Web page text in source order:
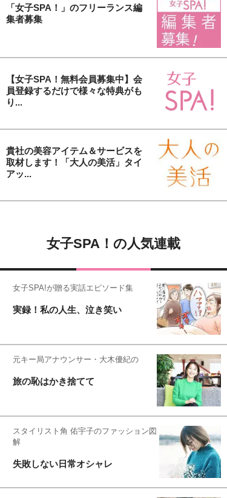
「女子SPA！」のフリーランス編
集者募集
【女子SPA！無料会員募集中】会
員登録するだけで様々な特典がも
り...
貴社の美容アイテム＆サービスを
取材します！「大人の美活」タイ
アッ...
女子SPA！の人気連載
女子SPA!が贈る実話エピソード集
実録！私の人生、泣き笑い
元キー局アナウンサー・大木優紀の
旅の恥はかき捨てて
スタイリスト角 佑宇子のファッション図
解
失敗しない日常オシャレ